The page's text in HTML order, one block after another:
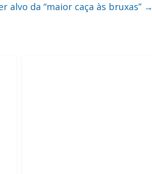
alvo da “maior caça às bruxas” →